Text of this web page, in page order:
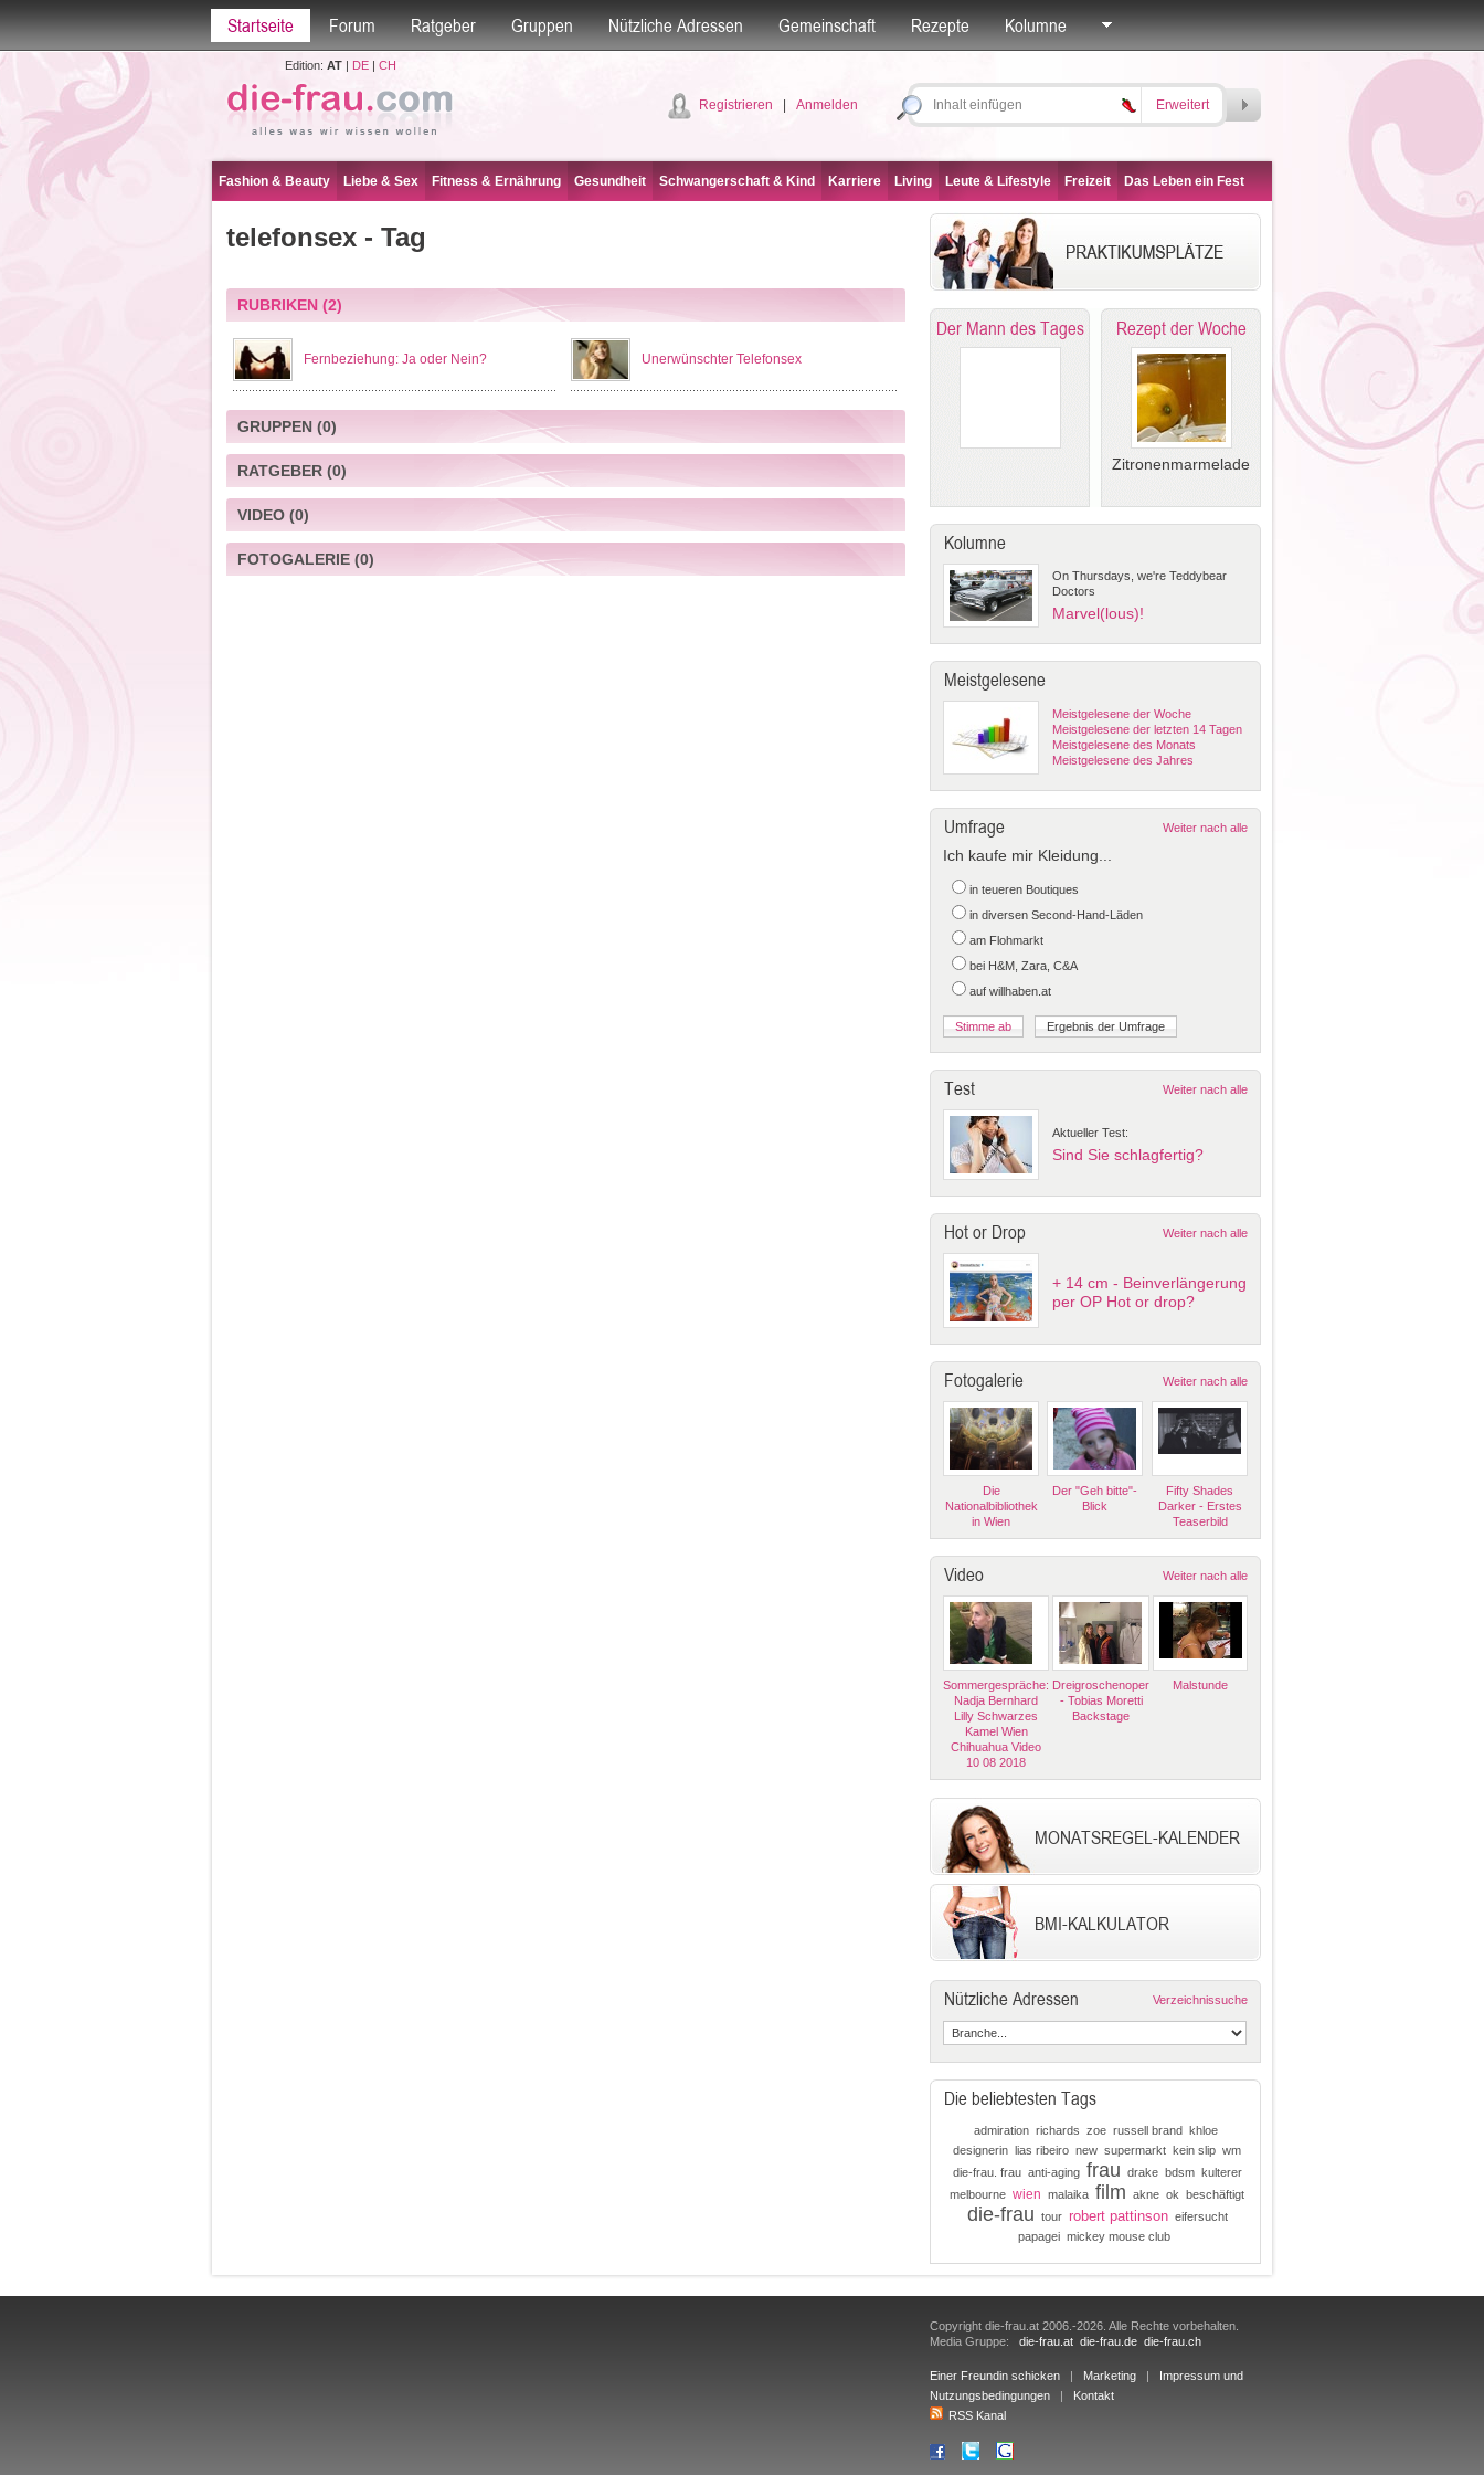
Startseite Forum Ratgeber Gruppen Nützliche Adressen Gemeinschaft Rezepte Kolumne
Edition: AT| DE| CH
Registrieren Anmelden Erweitert
Fashion & Beauty Liebe & Sex Fitness & Ernährung Gesundheit Schwangerschaft & Kind Karriere Living Leute & Lifestyle Freizeit Das Leben ein Fest
telefonsex - Tag
RUBRIKEN(2)
Fernbeziehung: Ja oder Nein? Unerwünschter Telefonsex
GRUPPEN(0)
RATGEBER(0)
VIDEO(0)
FOTOGALERIE(0)
Der Mann des Tages Rezept der Woche
Zitronenmarmelade
Kolumne
On Thursdays, we're Teddybear
Doctors
Marvel(lous)!
Meistgelesene
Meistgelesene der Woche
Meistgelesene der letzten 14 Tagen
Meistgelesene des Monats
Meistgelesene des Jahres
Umfrage Weiter nach alle
Ich kaufe mir Kleidung...
in teueren Boutiques
in diversen Second-Hand-Läden
am Flohmarkt
bei H&M, Zara, C&A
auf willhaben.at
Test Weiter nach alle
Aktueller Test:
Sind Sie schlagfertig?
Hot or Drop Weiter nach alle
+ 14 cm - Beinverlängerung
per OP Hot or drop?
Fotogalerie Weiter nach alle
Die
Nationalbibliothek
in Wien
Der "Geh bitte"-
Blick
Fifty Shades
Darker - Erstes
Teaserbild
Video Weiter nach alle
Sommergespräche:
Nadja Bernhard
Lilly Schwarzes
Kamel Wien
Chihuahua Video
10 08 2018
Dreigroschenoper
- Tobias Moretti
Backstage
Malstunde
MONATSREGEL-KALENDER
BMI-KALKULATOR
Nützliche Adressen Verzeichnissuche
Die beliebtesten Tags
admiration richards zoe russell brand khloe
designerin lias ribeiro new supermarkt kein slip wm
die-frau. frau anti-aging frau drake bdsm kulterer
melbourne wien malaika film akne ok beschäftigt
die-frau tour robert pattinson eifersucht
papagei mickey mouse club
Copyright die-frau.at 2006.-2026. Alle Rechte vorbehalten.
Media Gruppe: die-frau.at die-frau.de die-frau.ch
Einer Freundin schicken | Marketing | Impressum und
Nutzungsbedingungen | Kontakt
RSS Kanal